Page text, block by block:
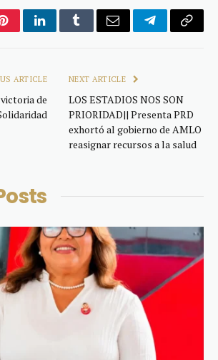
PinterestLinkedInTumblrEmail TelegramCopy
ARTICLE
de
NEXT ARTICLE
LOS ESTADIOS NOS SON
PRIORIDAD|| Presenta PRD
exhortó al gobierno de AMLO
reasignar recursos a la salud